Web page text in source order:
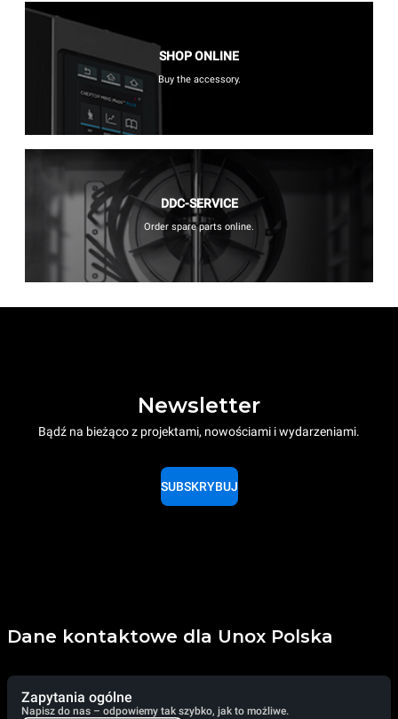
SHOP ONLINE
Buy the accessory.
DDC-SERVICE
Order spare parts online.
Newsletter
Bądź na bieżąco z projektami, nowościami i wydarzeniami.
SUBSKRYBUJ
Dane kontaktowe dla Unox Polska
Zapytania ogólne
Napisz do nas – odpowiemy tak szybko, jak to możliwe.